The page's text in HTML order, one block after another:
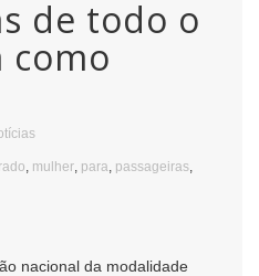
de todo o
como
mulher para passageiras
nacional da modalidade